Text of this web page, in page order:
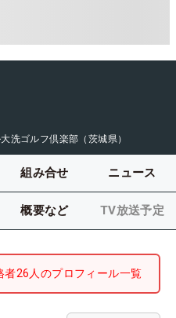
大洗ゴルフ倶楽部（茨城県）
組み合せ ニュース
概要など TV放送予定
26人のプロフィール一覧